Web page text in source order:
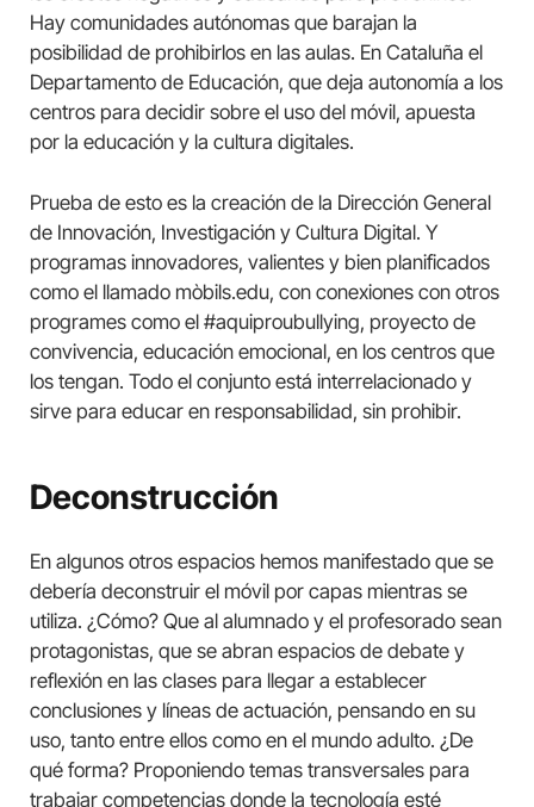
Hay comunidades autónomas que barajan la
posibilidad de prohibirlos en las aulas. En Cataluña el
Departamento de Educación, que deja autonomía a los
centros para decidir sobre el uso del móvil, apuesta
por la educación y la cultura digitales.
Prueba de esto es la creación de la Dirección General
de Innovación, Investigación y Cultura Digital. Y
programas innovadores, valientes y bien planificados
como el llamado mòbils.edu, con conexiones con otros
programes como el #aquiproubullying, proyecto de
convivencia, educación emocional, en los centros que
los tengan. Todo el conjunto está interrelacionado y
sirve para educar en responsabilidad, sin prohibir.
Deconstrucción
En algunos otros espacios hemos manifestado que se
debería deconstruir el móvil por capas mientras se
utiliza. ¿Cómo? Que al alumnado y el profesorado sean
protagonistas, que se abran espacios de debate y
reflexión en las clases para llegar a establecer
conclusiones y líneas de actuación, pensando en su
uso, tanto entre ellos como en el mundo adulto. ¿De
qué forma? Proponiendo temas transversales para
trabajar competencias donde la tecnología esté